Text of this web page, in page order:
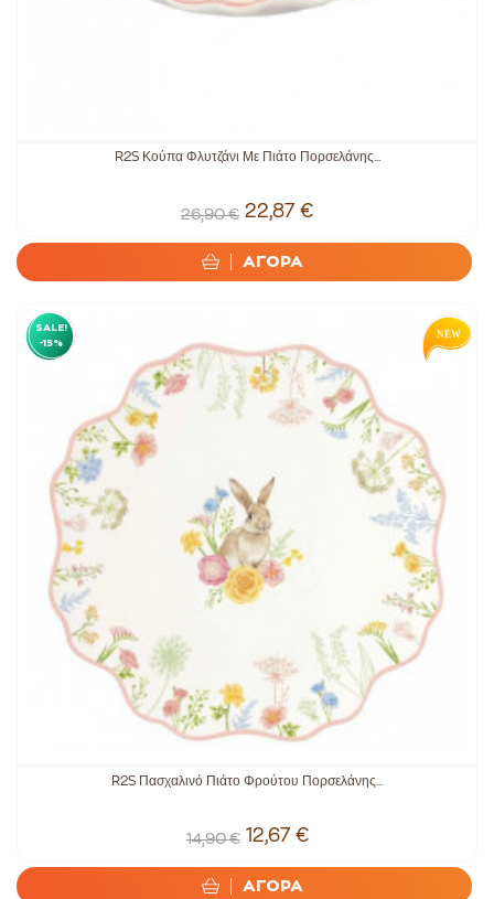
R2S Κούπα Φλυτζάνι Με Πιάτο Πορσελάνης...
26,90 € 22,87 €
ΑΓΟΡΑ
SALE!
-15%
R2S Πασχαλινό Πιάτο Φρούτου Πορσελάνης...
14,90 € 12,67 €
ΑΓΟΡΑ